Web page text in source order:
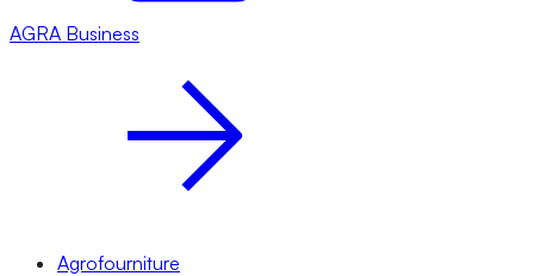
AGRA Business
Agrofourniture